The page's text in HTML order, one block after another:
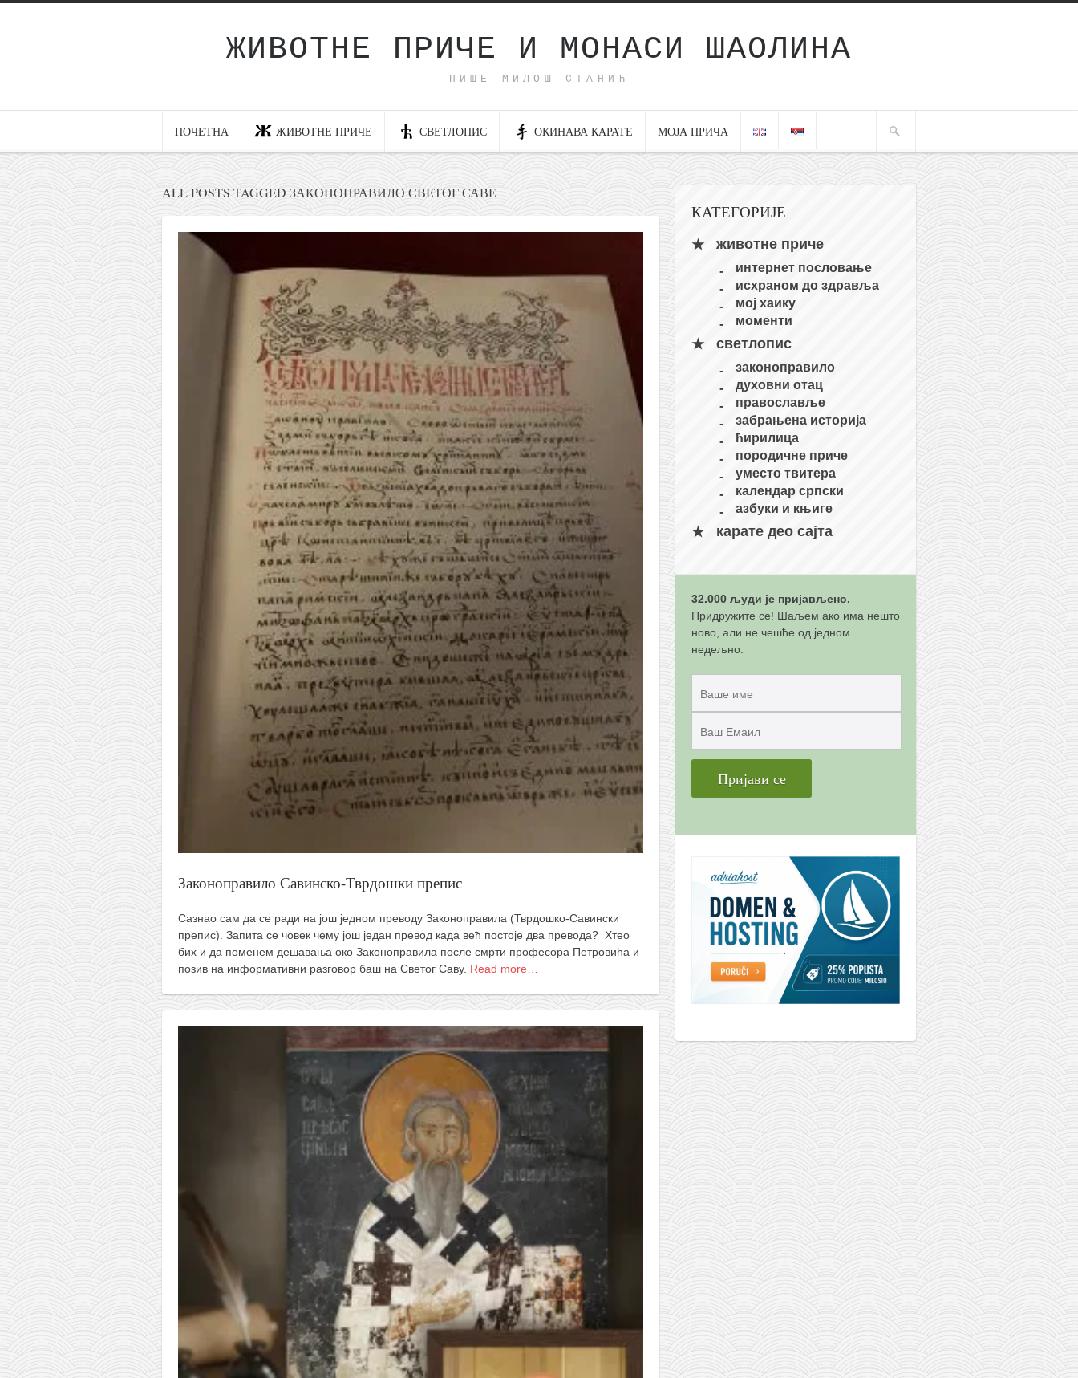
ЖИВОТНЕ ПРИЧЕ И МОНАСИ ШАОЛИНА
ПИШЕ МИЛОШ СТАНИЋ
ПОЧЕТНА ЖИВОТНЕ ПРИЧЕ СВЕТЛОПИС ОКИНАВА КАРАТЕ МОЈА ПРИЧА
интернет пословање
исхраном до здравља
мој хаику
моменти и места
бонус садржај
светлопис
законоправило
духовни отац
православље
забрањена историја
ћирилица
породичне приче
прота Воја
уместо твитера
календар српски
азбуки и књиге
Окинава карате
најновије на блогу
моје белешке
историја каратеа
бубиши
карате
кихон
наиханчи
кушанку
пасаи
темашивари
кобудо
нунчаку
тонфа
тимбеи рочин
тсунами дојо
програм
снимци наступа
галерија клуба
чланарина
контакт
бесплатна е-књига
термини тренинга
моја прича
моја прича
фотке
контакт
ALL POSTS TAGGED ЗАКОНОПРАВИЛО СВЕТОГ САВЕ
Законоправило Савинско-Тврдошки препис
Сазнао сам да се ради на још једном преводу Законоправила (Тврдошко-Савински
препис). Запита се човек чему још један превод када већ постоје два превода? Хтео
бих и да поменем дешавања око Законоправила после смрти професора Петровића и
позив на информативни разговор баш на Светог Саву. Read more…
КАТЕГОРИЈЕ
животне приче
интернет пословање
исхраном до здравља
мој хаику
моменти
светлопис
законоправило
духовни отац
православље
забрањена историја
ћирилица
породичне приче
уместо твитера
календар српски
азбуки и књиге
карате део сајта
32.000 људи је пријављено.
Придружите се! Шаљем ако има нешто
ново, али не чешће од једном
недељно.